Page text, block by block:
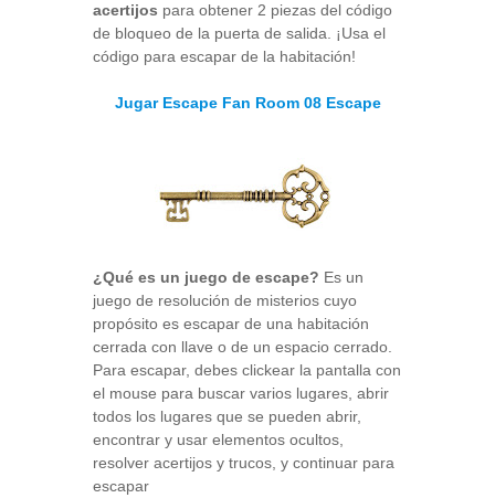
acertijos para obtener 2 piezas del código
de bloqueo de la puerta de salida. ¡Usa el
código para escapar de la habitación!
Jugar Escape Fan Room 08 Escape
¿Qué es un juego de escape? Es un
juego de resolución de misterios cuyo
propósito es escapar de una habitación
cerrada con llave o de un espacio cerrado.
Para escapar, debes clickear la pantalla con
el mouse para buscar varios lugares, abrir
todos los lugares que se pueden abrir,
encontrar y usar elementos ocultos,
resolver acertijos y trucos, y continuar para
escapar